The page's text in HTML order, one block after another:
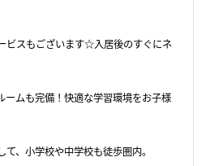
ビスもございます☆入居後のすぐにネ
ームも完備！快適な学習環境をお子様
、小学校や中学校も徒歩圏内。